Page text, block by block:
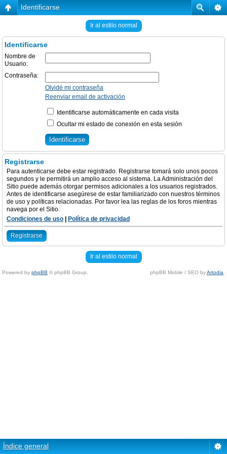
Identificarse
Ir al estilo normal
Identificarse
Nombre de
Usuario:
Contraseña:
Olvidé mi contraseña
Reenviar email de activación
Identificarse automáticamente en cada visita
Ocultar mi estado de conexión en esta sesión
Registrarse
Para autenticarse debe estar registrado. Registrarse tomará solo unos pocos
segundos y le permitirá un amplio acceso al sistema. La Administración del
Sitio puede además otorgar permisos adicionales a los usuarios registrados.
Antes de identificarse asegúrese de estar familiarizado con nuestros términos
de uso y políticas relacionadas. Por favor lea las reglas de los foros mientras
navega por el Sitio.
Condiciones de uso
Política de privacidad
Registrarse
Ir al estilo normal
Powered by phpBB © phpBB Group. phpBB Mobile / SEO byArtodia
Índice general